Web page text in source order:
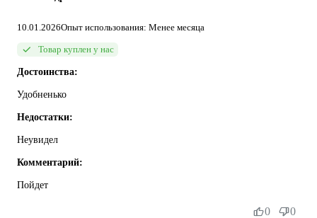
10.01.2026Опыт использования: Менее месяца
Товар куплен у нас
Достоинства:
Удобненько
Недостатки:
Неувидел
Комментарий:
Пойдет
0 0